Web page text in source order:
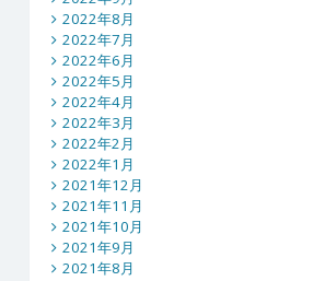
2022年8月
2022年7月
2022年6月
2022年5月
2022年4月
2022年3月
2022年2月
2022年1月
2021年12月
2021年11月
2021年10月
2021年9月
2021年8月